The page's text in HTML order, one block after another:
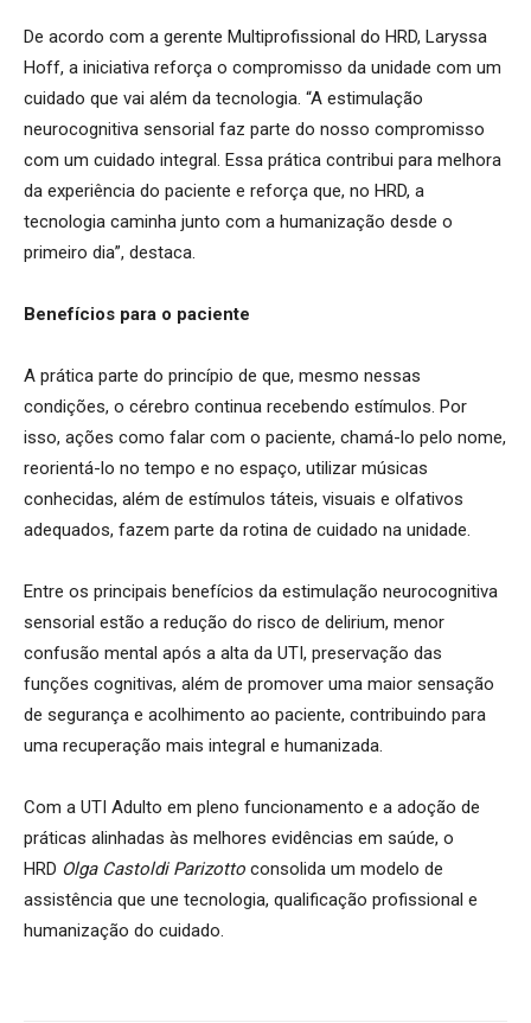
De acordo com a gerente Multiprofissional do HRD, Laryssa
Hoff, a iniciativa reforça o compromisso da unidade com um
cuidado que vai além da tecnologia. “A estimulação
neurocognitiva sensorial faz parte do nosso compromisso
com um cuidado integral. Essa prática contribui para melhora
da experiência do paciente e reforça que, no HRD, a
tecnologia caminha junto com a humanização desde o
primeiro dia”, destaca.
Benefícios para o paciente
A prática parte do princípio de que, mesmo nessas
condições, o cérebro continua recebendo estímulos. Por
isso, ações como falar com o paciente, chamá-lo pelo nome,
reorientá-lo no tempo e no espaço, utilizar músicas
conhecidas, além de estímulos táteis, visuais e olfativos
adequados, fazem parte da rotina de cuidado na unidade.
Entre os principais benefícios da estimulação neurocognitiva
sensorial estão a redução do risco de delirium, menor
confusão mental após a alta da UTI, preservação das
funções cognitivas, além de promover uma maior sensação
de segurança e acolhimento ao paciente, contribuindo para
uma recuperação mais integral e humanizada.
Com a UTI Adulto em pleno funcionamento e a adoção de
práticas alinhadas às melhores evidências em saúde, o
HRD Olga Castoldi Parizotto consolida um modelo de
assistência que une tecnologia, qualificação profissional e
humanização do cuidado.